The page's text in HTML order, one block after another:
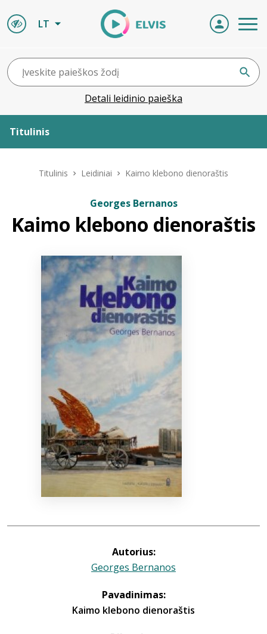
LT
Detali leidinio paieška
Titulinis
ELVIS atvyksta
Naujienos
Bibliotekoms
Titulinis Leidiniai Kaimo klebono dienoraštis
Georges Bernanos
Kaimo klebono dienoraštis
Autorius:
Georges Bernanos
Pavadinimas:
Kaimo klebono dienoraštis